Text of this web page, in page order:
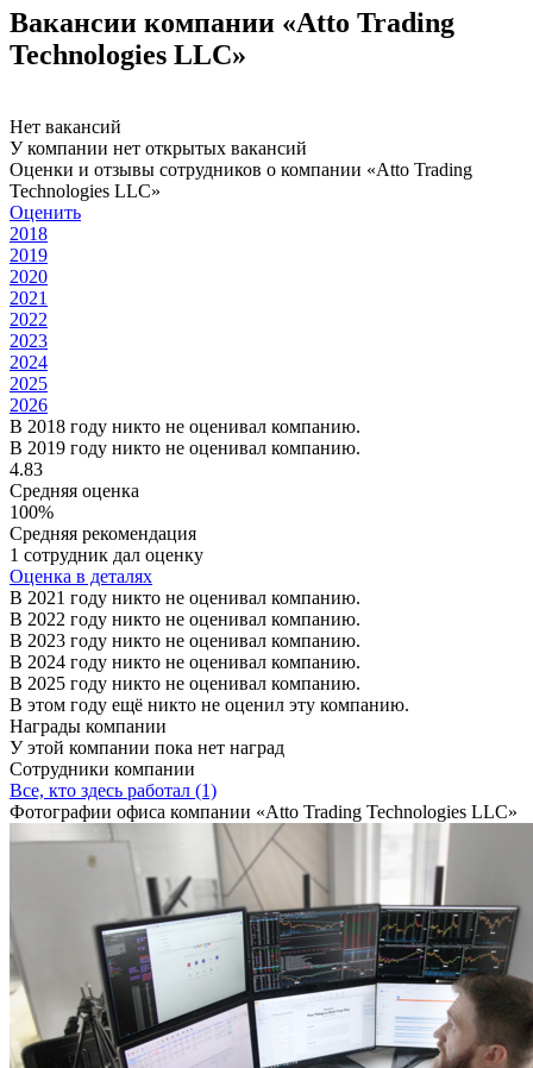
Вакансии компании «Atto Trading
Technologies LLC»
Нет вакансий
У компании нет открытых вакансий
Оценки и отзывы сотрудников о компании «Atto Trading
Technologies LLC»
Оценить
2018
2019
2020
2021
2022
2023
2024
2025
2026
В 2018 году никто не оценивал компанию.
В 2019 году никто не оценивал компанию.
4.83
Средняя оценка
100%
Средняя рекомендация
1 сотрудник дал оценку
Оценка в деталях
В 2021 году никто не оценивал компанию.
В 2022 году никто не оценивал компанию.
В 2023 году никто не оценивал компанию.
В 2024 году никто не оценивал компанию.
В 2025 году никто не оценивал компанию.
В этом году ещё никто не оценил эту компанию.
Награды компании
У этой компании пока нет наград
Сотрудники компании
Все, кто здесь работал (1)
Фотографии офиса компании «Atto Trading Technologies LLC»